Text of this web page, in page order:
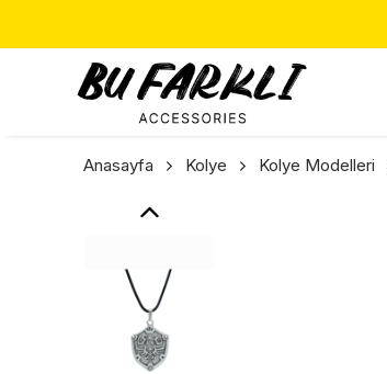
Anasayfa Kolye Kolye Modelleri